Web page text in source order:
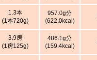
1.3本
(1本720g)
957.0g分
(622.0kcal)
3.9房
(1房125g)
486.1g分
(159.4kcal)